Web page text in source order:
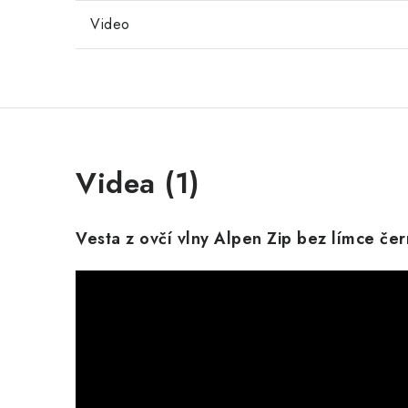
Video
Videa (1)
Vesta z ovčí vlny Alpen Zip bez límce